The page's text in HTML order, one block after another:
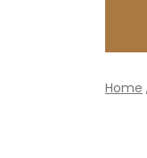
Home